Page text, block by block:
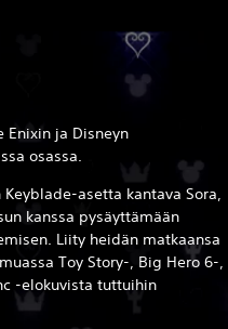
Enixin ja Disneyn
osassa.
asetta kantava Sora,
kanssa pysäyttämään
Liity heidän matkaansa
Toy Story-, Big Hero 6-,
-elokuvista tuttuihin